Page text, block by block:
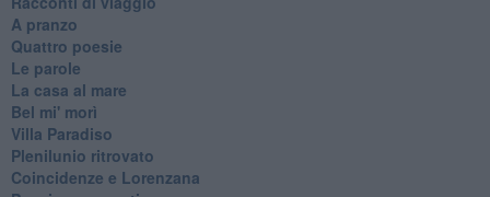
A pranzo
Quattro poesie
Le parole
La casa al mare
Bel mi' morì
Villa Paradiso
Plenilunio ritrovato
Coincidenze e Lorenzana